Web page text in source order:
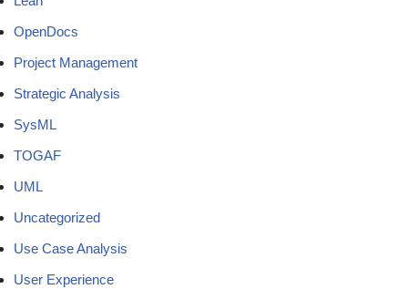
OpenDocs
Project Management
Strategic Analysis
SysML
TOGAF
UML
Uncategorized
Use Case Analysis
User Experience